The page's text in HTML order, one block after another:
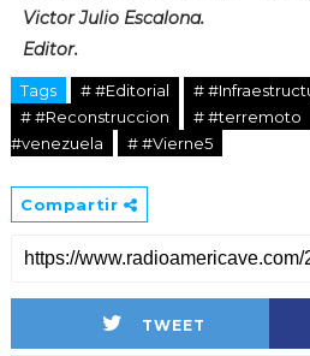
Victor Julio Escalona.
Editor.
Tags # #Editorial #
# #Reconstruccion
# #terremoto
#venezuela
# #Vierne5
Compartir
TWEET